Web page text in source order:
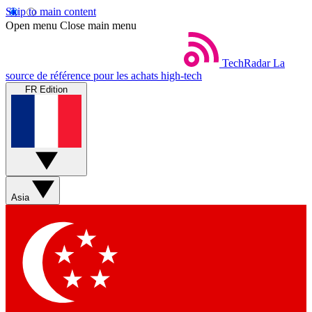
Skip to main content
Open menu Close main menu
TechRadar La
source de référence pour les achats high-tech
FR Edition
Asia